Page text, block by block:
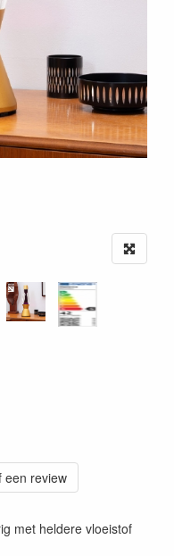
een review
met heldere vloeistof